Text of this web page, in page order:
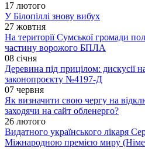
17 лютого
У Білопіллі знову вибух
27 жовтня
На території Сумської громади
частину ворожого БПЛА
08 січня
Деревина під прицілом: дискусії
законопроєкту №4197-Д
07 червня
Як визначити свою чергу на
заходячи на сайт обленерго?
26 лютого
Видатного українського лікаря
Міжнародною премією миру